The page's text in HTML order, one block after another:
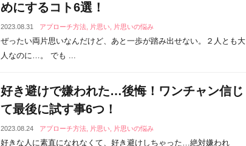
めにするコト6選！
2023.08.31 アプローチ方法 片思い 片思いの悩み
ぜったい両片思いなんだけど、あと一歩が踏み出せない。２人とも大
人なのに…。 でも ...
好き避けで嫌われた…後悔！ワンチャン信じ
て最後に試す事6つ！
2023.08.24 アプローチ方法 片思い 片思いの悩み
好きな人に素直になれなくて、好き避けしちゃった…絶対嫌われ